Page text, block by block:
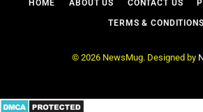
HOME ABOUT US CONTACT US
TERMS & CONDITIONS
© 2026 NewsMug. Designed by